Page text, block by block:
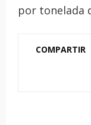
por tonelada
COMPARTIR